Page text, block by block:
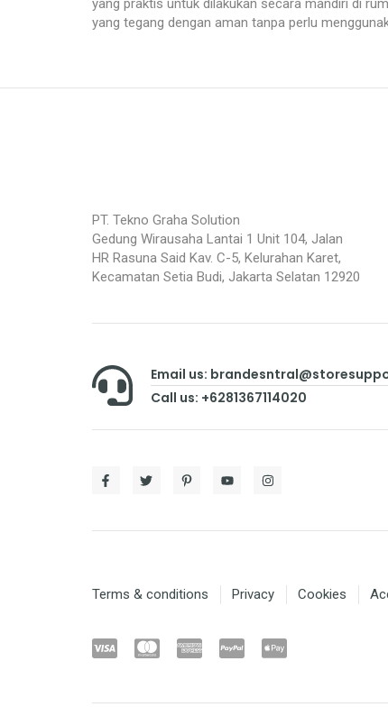
yang praktis untuk dilakukan secara mandiri di
yang tegang dengan aman tanpa perlu
PT. Tekno Graha Solution
Gedung Wirausaha Lantai 1 Unit 104, Jalan
HR Rasuna Said Kav. C-5, Kelurahan Karet,
Kecamatan Setia Budi, Jakarta Selatan 12920
Email us:
Call us: +6281367114020
Terms & conditions Privacy Cookies